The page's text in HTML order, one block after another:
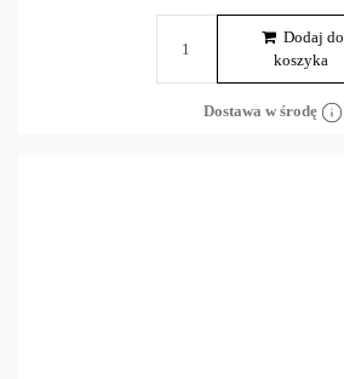
Dodaj do
koszyka
Dostawa w środę